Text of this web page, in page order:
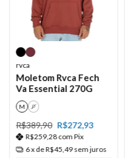
rvca
Moletom Rvca Fech
Va Essential 270G
M P
R$389,90 R$272,93
R$259,28com Pix
6x deR$45,49 sem juros